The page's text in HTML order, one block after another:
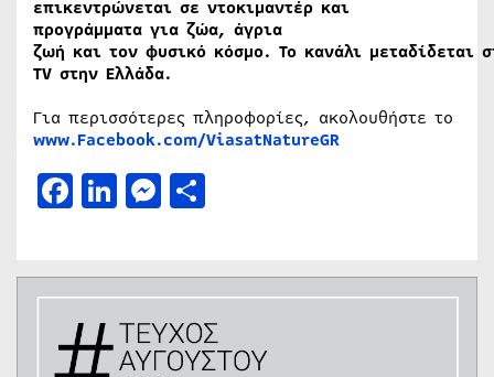
επικεντρώνεται σε ντοκιμαντέρ και
προγράμματα για ζώα, άγρια
ζωή και τον φυσικό κόσμο. Το κανάλι μεταδίδεται
TV στην Ελλάδα.
Για περισσότερες πληροφορίες, ακολουθήστε το
www.Facebook.com/ViasatNatureGR
Facebook
LinkedIn
Messenger